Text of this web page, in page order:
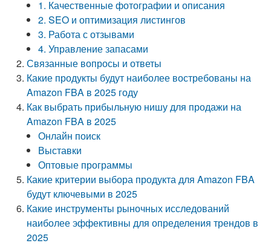
1. Качественные фотографии и описания
2. SEO и оптимизация листингов
3. Работа с отзывами
4. Управление запасами
Связанные вопросы и ответы
Какие продукты будут наиболее востребованы на
Amazon FBA в 2025 году
Как выбрать прибыльную нишу для продажи на
Amazon FBA в 2025
Онлайн поиск
Выставки
Оптовые программы
Какие критерии выбора продукта для Amazon FBA
будут ключевыми в 2025
Какие инструменты рыночных исследований
наиболее эффективны для определения трендов в
2025